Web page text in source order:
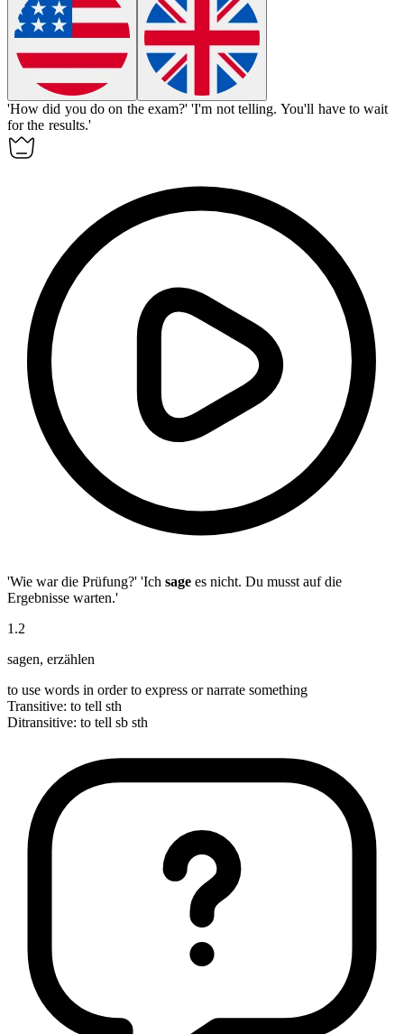
'How did you do on the exam?' 'I'm not telling. You'll have to wait
for the results.'
'Wie war die Prüfung?' 'Ich sage es nicht. Du musst auf die
Ergebnisse warten.'
1 .2
sagen, erzählen
to use words in order to express or narrate something
Transitive: to tell sth
Ditransitive: to tell sb sth